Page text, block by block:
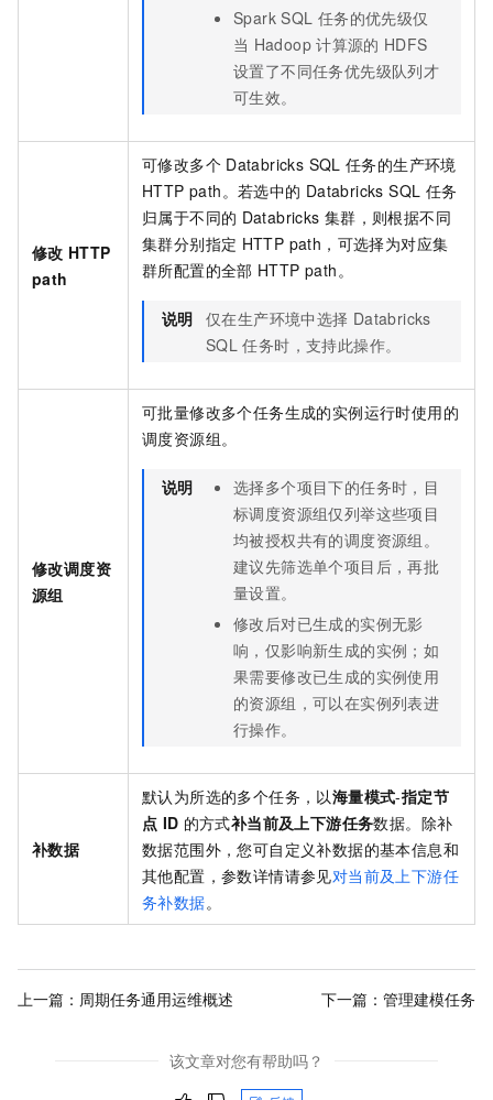
Spark SQL 任务的优先级仅
当 Hadoop 计算源的 HDFS
设置了不同任务优先级队列才
可生效。
修改 HTTP
path
可修改多个 Databricks SQL 任务的生产环境
HTTP path。若选中的 Databricks SQL 任务
归属于不同的 Databricks 集群，则根据不同
集群分别指定 HTTP path，可选择为对应集
群所配置的全部 HTTP path。
说明 仅在生产环境中选择 Databricks
SQL 任务时，支持此操作。
修改调度资
源组
可批量修改多个任务生成的实例运行时使用的
调度资源组。
说明
选择多个项目下的任务时，目
标调度资源组仅列举这些项目
均被授权共有的调度资源组。
建议先筛选单个项目后，再批
量设置。
修改后对已生成的实例无影
响，仅影响新生成的实例；如
果需要修改已生成的实例使用
的资源组，可以在实例列表进
行操作。
补数据
默认为所选的多个任务，以海量模式-指定节
点 ID 的方式补当前及上下游任务数据。除补
数据范围外，您可自定义补数据的基本信息和
其他配置，参数详情请参见对当前及上下游任
务补数据。
上一篇： 周期任务通用运维概述 下一篇： 管理建模任务
该文章对您有帮助吗？